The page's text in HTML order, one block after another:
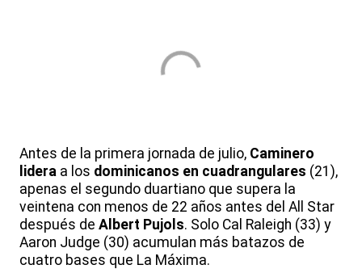
Antes de la primera jornada de julio, Caminero
lidera a los dominicanos en cuadrangulares (21),
apenas el segundo duartiano que supera la
veintena con menos de 22 años antes del All Star
después de Albert Pujols. Solo Cal Raleigh (33) y
Aaron Judge (30) acumulan más batazos de
cuatro bases que La Máxima.